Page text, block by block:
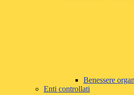
Benessere
Enti controllati